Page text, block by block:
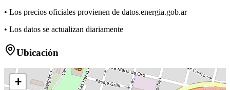
• Los precios oficiales provienen de datos.energia.gob.ar
• Los datos se actualizan diariamente
Ubicación
+